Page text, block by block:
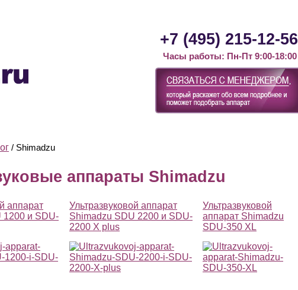
+7 (495) 215-12-56
Часы работы: Пн-Пт 9:00-18:00
/ Shimadzu
аппараты Shimadzu
аппарат
1200 и SDU-
Ультразвуковой аппарат
Shimadzu SDU 2200 и SDU-
2200 X plus
Ультразвуковой
аппарат Shimadzu
SDU-350 XL